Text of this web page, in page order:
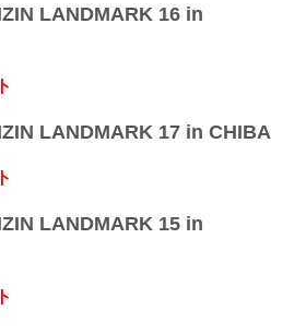
LANDMARK 16 in
LANDMARK 17 in CHIBA
LANDMARK 15 in